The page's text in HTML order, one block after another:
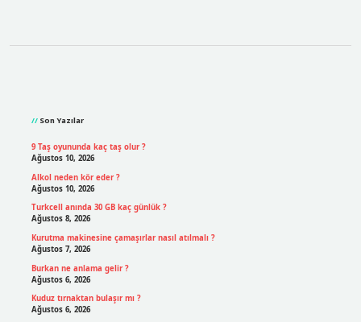
Son Yazılar
9 Taş oyununda kaç taş olur ?
Ağustos 10, 2026
Alkol neden kör eder ?
Ağustos 10, 2026
Turkcell anında 30 GB kaç günlük ?
Ağustos 8, 2026
Kurutma makinesine çamaşırlar nasıl atılmalı ?
Ağustos 7, 2026
Burkan ne anlama gelir ?
Ağustos 6, 2026
Kuduz tırnaktan bulaşır mı ?
Ağustos 6, 2026